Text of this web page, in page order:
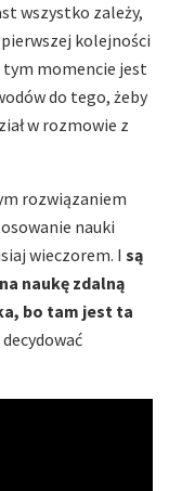
wszystko zależy,
kolejności
tym momencie jest
do tego, żeby
w rozmowie z
rozwiązaniem
nauki
wieczorem. I są
naukę zdalną
bo tam jest ta